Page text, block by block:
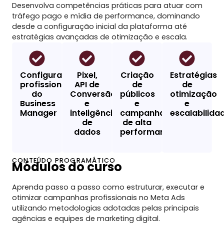
Desenvolva competências práticas para atuar com
tráfego pago e mídia de performance, dominando
desde a configuração inicial da plataforma até
estratégias avançadas de otimização e escala.
Configuração
profissional
do
Business
Manager
Pixel,
API de
Conversão
e
inteligência
de
dados
Criação
de
públicos
e
campanhas
de alta
performance
Estratégias
de
otimização
e
CONTEÚDO PROGRAMÁTICO
Módulos do curso
Aprenda passo a passo como estruturar, executar e
otimizar campanhas profissionais no Meta Ads
utilizando metodologias adotadas pelas principais
agências e equipes de marketing digital.